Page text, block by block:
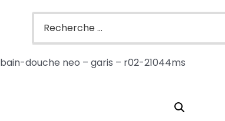
douche neo – garis – r02-21044ms